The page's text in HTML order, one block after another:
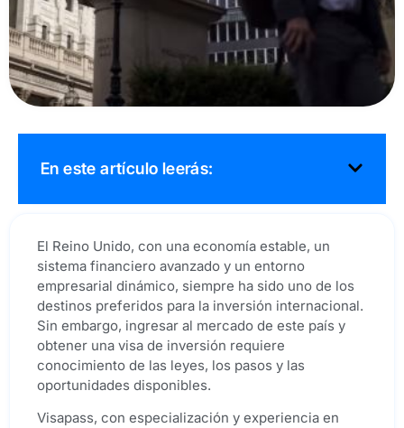
El Reino Unido, con una economía estable, un
sistema financiero avanzado y un entorno
empresarial dinámico, siempre ha sido uno de los
destinos preferidos para la inversión internacional.
Sin embargo, ingresar al mercado de este país y
obtener una visa de inversión requiere
conocimiento de las leyes, los pasos y las
oportunidades disponibles.
Visapass, con especialización y experiencia en
En este artículo leerás: